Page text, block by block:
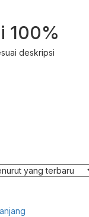
100%
deskripsi